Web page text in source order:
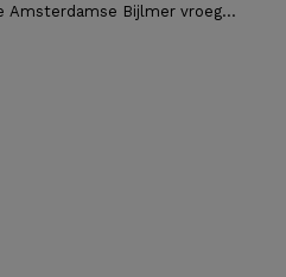
Amsterdamse Bijlmer vroeg...